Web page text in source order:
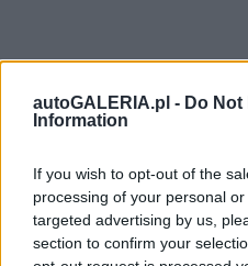
autoGALERIA.pl - Do Not
Information
If you wish to opt-out of the
processing of your personal
targeted advertising by us,
section to confirm your